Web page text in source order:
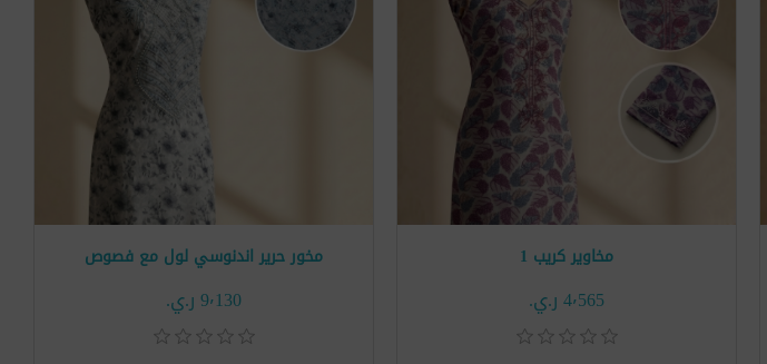
مخاوير كريب 1
4٬565 ر.ي.‏
مخور حرير اندنوسي لول مع فصوص
9٬130 ر.ي.‏